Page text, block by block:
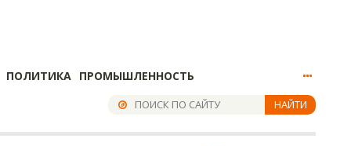
ПОЛИТИКА ПРОМЫШЛЕННОСТЬ
НАЙТИ